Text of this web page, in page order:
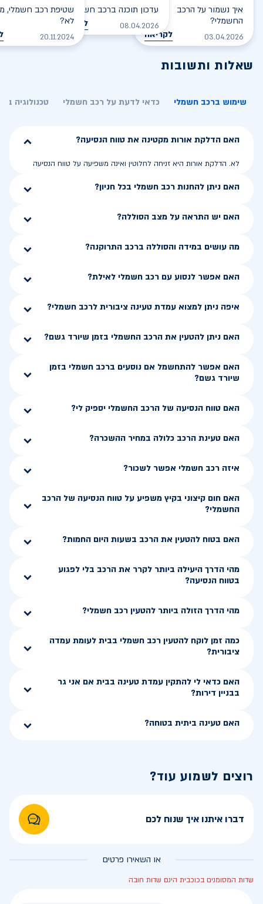
איך נשמור על הרכב
החשמלי?
03.04.2026 לקריאה
עדכון תוכנה ברכב חשמלי
08.04.2026 לקריאה
שטיפת רכב חשמלי,
לא?
20.11.2024
שאלות ותשובות
שימוש ברכב חשמלי כדאי לדעת על רכב חשמלי טכנולוגיה
האם הדלקת אורות מקטינה את טווח הנסיעה?
לא. הדלקת אורות היא זניחה לחלוטין ואינה משפיעה על טווח הנסיעה
האם ניתן להחנות רכב חשמלי בכל חניון?
האם יש התראה על מצב הסוללה?
מה עושים במידה והסוללה ברכב התרוקנה?
האם אפשר לנסוע עם רכב חשמלי לאילת?
איפה ניתן למצוא עמדת טעינה ציבורית לרכב חשמלי?
האם ניתן להטעין את הרכב החשמלי בזמן שיורד גשם?
האם אפשר להתחשמל אם נוסעים ברכב חשמלי בזמן
שיורד גשם?
האם טווח הנסיעה של הרכב החשמלי יספיק לי?
האם טעינת הרכב כלולה במחיר ההשכרה?
איזה רכב חשמלי אפשר לשכור?
האם חום קיצוני בקיץ משפיע על טווח הנסיעה של הרכב
החשמלי?
האם בטוח להטעין את הרכב בשעות היום החמות?
מהי הדרך היעילה ביותר לקרר את הרכב בלי לפגוע
בטווח הנסיעה?
מהי הדרך הזולה ביותר להטעין רכב חשמלי?
כמה זמן לוקח להטעין רכב חשמלי בבית לעומת עמדה
ציבורית?
האם כדאי לי להתקין עמדת טעינה בבית אם אני גר
בבניין דירות?
האם טעינה ביתית בטוחה?
רוצים לשמוע עוד?
דברו איתנו איך שנוח לכם
או השאירו פרטים
שדות המסומנים בכוכבית הינם שדות חובה